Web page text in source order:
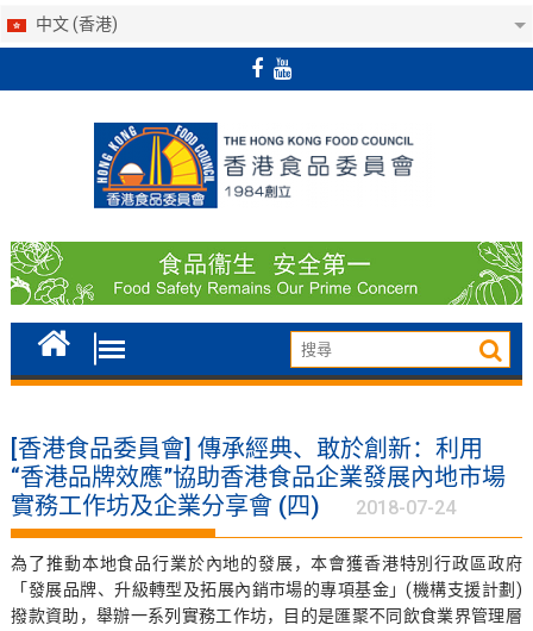
中文 (香港)
[香港食品委員會] 傳承經典、敢於創新：利用
“香港品牌效應”協助香港食品企業發展內地市場
實務工作坊及企業分享會 (四)
2018-07-24
為了推動本地食品行業於內地的發展，本會獲香港特別行政區政府
「發展品牌、升級轉型及拓展內銷市場的專項基金」(機構支援計劃)
撥款資助，舉辦一系列實務工作坊，目的是匯聚不同飲食業界管理層